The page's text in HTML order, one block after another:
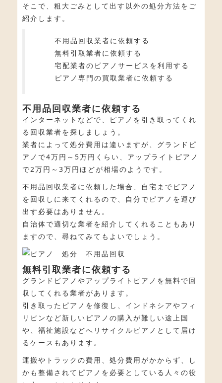
そこで、粗大ごみとして出す以外の処分方法をご
紹介します。
不用品回収業者に依頼する
無料引取業者に依頼する
宅配業者のピアノサービスを利用する
ピアノ専門の買取業者に依頼する
不用品回収業者に依頼する
インターネットなどで、ピアノを引き取ってくれ
る回収業者を探しましょう。
業者によって処分費用は違いますが、グランドピ
アノで4万円～5万円くらい、アップライトピアノ
で2万円～3万円ほどが相場のようです。
不用品回収業者に依頼した場合、自宅までピアノ
を回収しに来てくれるので、自分でピアノを運び
出す必要はありません。
自治体で適切な業者を紹介してくれることもあり
ますので、尋ねてみてもよいでしょう。
無料引取業者に依頼する
グランドピアノやアップライトピアノを無料で回
収してくれる業者があります。
引き取ったピアノを修復し、インドネシアやフィ
リピンなど新しいピアノの購入が難しい途上国
や、福祉施設などへリサイクルピアノとして届け
るケースもあります。
運搬やトラックの費用、処分費用がかからず、し
かも整備されてピアノを必要としている人々の役